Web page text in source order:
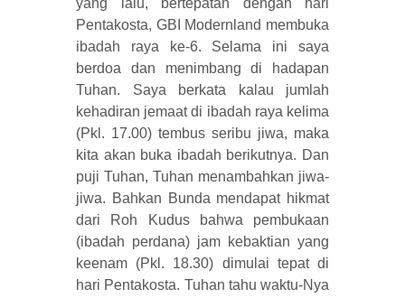
yang lalu, bertepatan dengan hari
Pentakosta, GBI Modernland membuka
ibadah raya ke-6. Selama ini saya
berdoa dan menimbang di hadapan
Tuhan. Saya berkata kalau jumlah
kehadiran jemaat di ibadah raya kelima
(Pkl. 17.00) tembus seribu jiwa, maka
kita akan buka ibadah berikutnya. Dan
puji Tuhan, Tuhan menambahkan jiwa-
jiwa. Bahkan Bunda mendapat hikmat
dari Roh Kudus bahwa pembukaan
(ibadah perdana) jam kebaktian yang
keenam (Pkl. 18.30) dimulai tepat di
hari Pentakosta. Tuhan tahu waktu-Nya